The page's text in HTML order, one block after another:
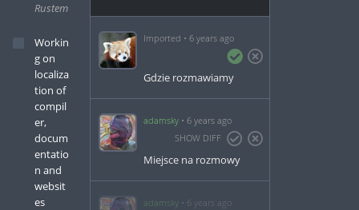
Rustem
Workin
g on
localiza
tion of
compil
er,
docum
entatio
n and
websit
es
Imported 6 years ago
Gdzie rozmawiamy
adamsky
6 years ago
SHOW DIFF
Miejsce na rozmowy
adamsky
6 years ago